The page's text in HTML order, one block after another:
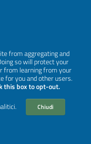
from aggregating and
so will protect your
from learning from your
for you and other users.
this box to opt-out.
Chiudi